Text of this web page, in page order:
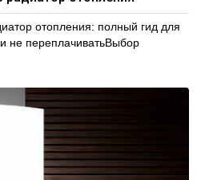
отопления: полный гид для
и не переплачиватьВыбор